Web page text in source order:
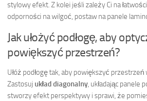
stylowy efekt. Z kolei jeśli zależy Ci na
odporności na wilgoć, postaw na panele
Jak ułożyć podłogę, aby
powiększyć przestrzeń?
Ułóż podłogę tak, aby powiększyć
Zastosuj układ diagonalny, układając panele
stworzy efekt perspektywy i sprawi, że